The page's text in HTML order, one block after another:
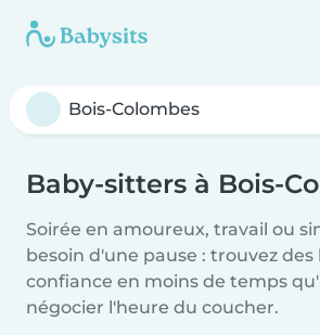
Baby-sitters à Bois-
Soirée en amoureux, travail ou
besoin d'une pause : trouvez
confiance en moins de temps
négocier l'heure du coucher.